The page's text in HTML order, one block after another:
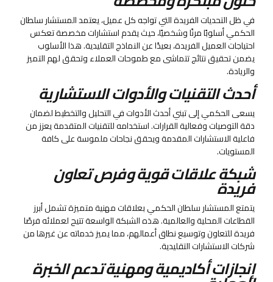
في ظل التحديات الفريدة التي تواجه كل عميل، يعتمد المستشار سلطان
الحكمي أسلوبًا مرنًا وشخصيًا، حيث يقدم استشارات مخصصة تعكس
احتياجات العميل الفريدة، بعيدًا عن النماذج التقليدية. هذا الأسلوب
يضمن تحقيق نتائج تتماشى مع طموحات العملاء وتحقق لهم التميز
والريادة.
أحدث التقنيات والأدوات الاستشارية
يسعى الحكمي إلى تبني أحدث الأدوات في التحليل والتخطيط لضمان
دقة التوصيات وفعالية القرارات. استخدامه للتقنيات المتقدمة يعزز من
فاعلية الاستشارات المقدمة ويحقق نجاحات ملموسة على كافة
المستويات.
شبكة علاقات قوية وفرص تعاون
فريدة
يتمتع المستشار سلطان الحكمي بعلاقات مهنية متميزة تشمل أبرز
القطاعات المحلية والعالمية. هذه الشبكة الواسعة تتيح لعملائه فرصًا
فريدة للتعاون وتوسيع نطاق أعمالهم، مما يميز خدماته عن غيرها من
شركات الاستشارات التقليدية.
إنجازات أكاديمية ومهنية تدعم الخبرة